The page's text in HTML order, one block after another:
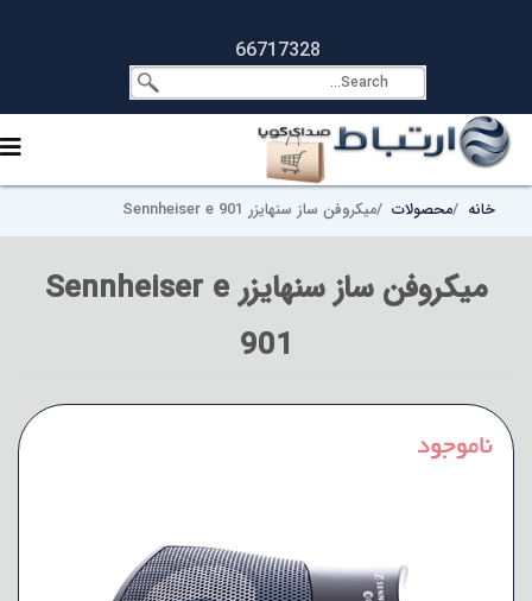
66717328
خانه محصولات میکروفن ساز سنهایزر Sennheiser e 901
میکروفن ساز سنهایزر Sennheiser e
901